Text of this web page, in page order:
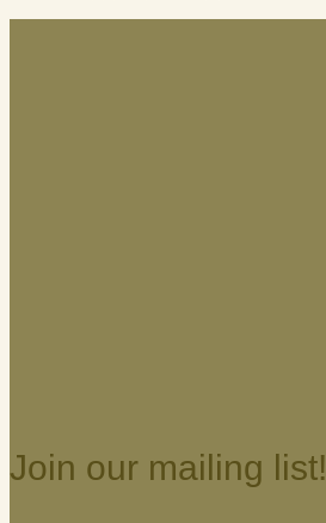
Join our mailing list!